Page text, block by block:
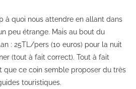
à quoi nous attendre en allant dans
peu étrange. Mais au bout du
: 25TL/pers (10 euros) pour la nuit
(tout à fait correct). Tout à fait
que ce coin semble proposer du très
touristiques.